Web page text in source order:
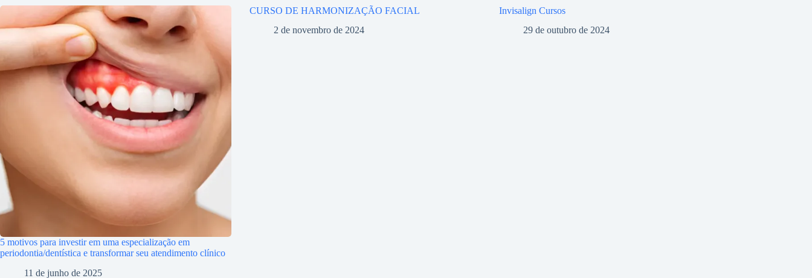
5 motivos para investir em uma especialização em
periodontia/dentística e transformar seu atendimento clínico
11 de junho de 2025
CURSO DE HARMONIZAÇÃO FACIAL
2 de novembro de 2024
Invisalign Cursos
29 de outubro de 2024